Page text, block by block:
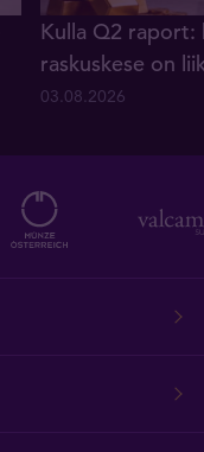
Kulla Q2 raport:
raskuskese on
03.08.2026